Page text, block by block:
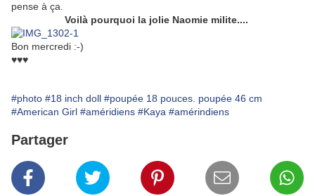
pense à ça.
Voilà pourquoi la jolie Naomie milite....
Bon mercredi :-)
♥♥♥
#photo #18 inch doll #poupée 18 pouces. poupée 46 cm
#American Girl #améridiens #Kaya #amérindiens
Partager